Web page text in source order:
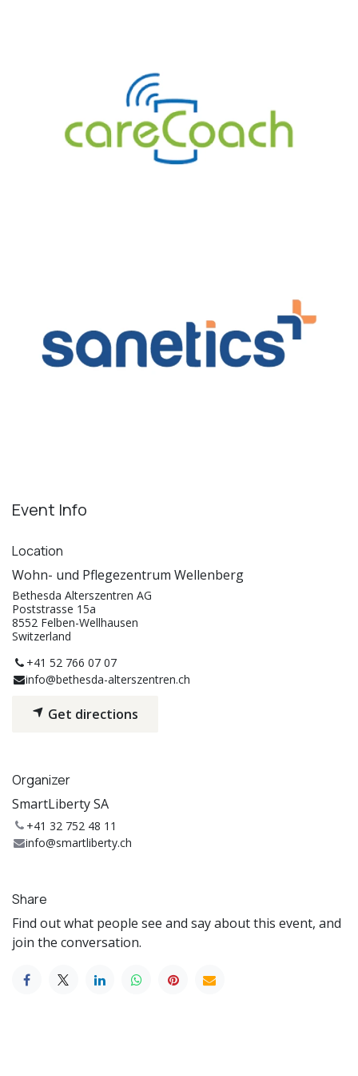
Event Info
Location
Wohn- und Pflegezentrum Wellenberg
Bethesda Alterszentren AG
Poststrasse 15a
8552 Felben-Wellhausen
Switzerland
+41 52 766 07 07
info@bethesda-alterszentren.ch
Get directions
Organizer
SmartLiberty SA
+41 32 752 48 11
info@smartliberty.ch
Share
Find out what people see and say about this event, and
join the conversation.